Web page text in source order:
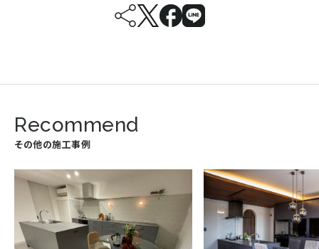
Recommend
その他の施工事例